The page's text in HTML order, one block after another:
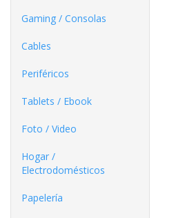
Gaming / Consolas
Cables
Periféricos
Tablets / Ebook
Foto / Video
Hogar /
Electrodomésticos
Papelería